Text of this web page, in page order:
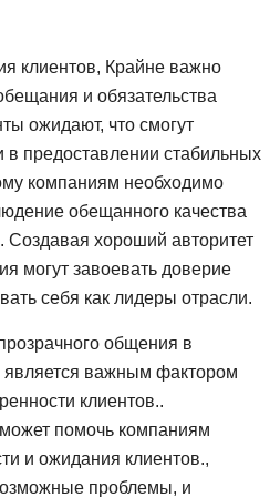
клиентов, Крайне важно
и обязательства
ожидают, что смогут
в предоставлении стабильных
компаниям необходимо
обещанного качества
Создавая хороший авторитет
могут завоевать доверие
себя как лидеры отрасли.
общения в
является важным фактором
клиентов..
помочь компаниям
и ожидания клиентов.,
проблемы, и